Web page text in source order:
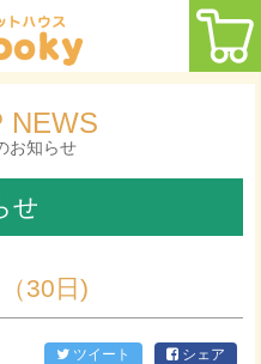
お知らせ
せ
30日)
ツイート シェア